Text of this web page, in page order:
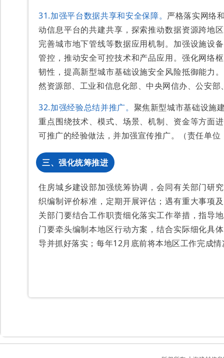
31.加强平台数据共享和安全保障。 严格落实网络
动信息平台的共建共享，探索推动数据资源跨地
完善城市地下管线等数据应用机制。加强设施设
管控，推动安全可控技术和产品应用。强化网络
韧性，提高新型城市基础设施安全风险抵御能力
然资源部、工业和信息化部、中央网信办、公安
32.加强经验总结并推广。 聚焦新型城市基础设施
重点围绕技术、模式、场景、机制、资金等方面
可推广的经验做法，并加强宣传推广。（责任单
三、强化统筹推进
住房城乡建设部加强统筹协调，会同有关部门研
织编制评价标准，定期开展评估；遇有重大事项
关部门要结合工作职责细化落实工作举措，指导
门要牵头编制本地区行动方案，结合实际细化具
导并抓好落实；每年12月底前将本地区工作完成